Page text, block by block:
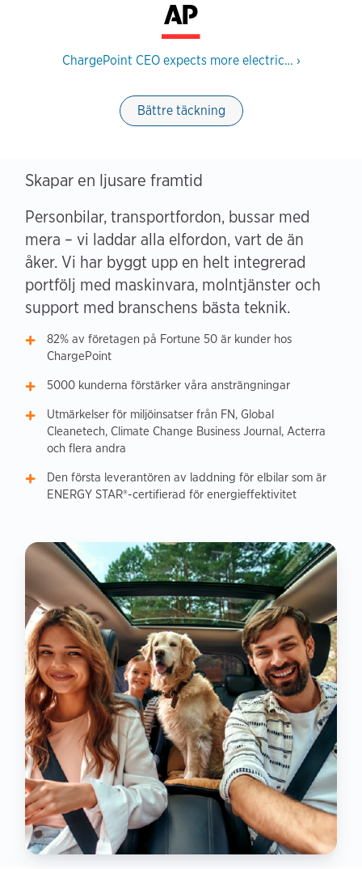
ChargePoint CEO expects more electric… ›
Bättre täckning
Skapar en ljusare framtid
Personbilar, transportfordon, bussar med
mera – vi laddar alla elfordon, vart de än
åker. Vi har byggt upp en helt integrerad
portfölj med maskinvara, molntjänster och
support med branschens bästa teknik.
82% av företagen på Fortune 50 är kunder hos
ChargePoint
5000 kunderna förstärker våra ansträngningar
Utmärkelser för miljöinsatser från FN, Global
Cleanetech, Climate Change Business Journal, Acterra
och flera andra
Den första leverantören av laddning för elbilar som är
ENERGY STAR®-certifierad för energieffektivitet